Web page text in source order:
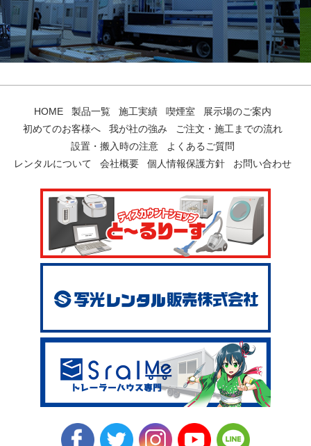
HOME 製品一覧 施工実績 喫煙室
展示場のご案内
初めてのお客様へ
我が社の強み
ご注文・施工までの流れ
設置・搬入時の注意
よくあるご質問
レンタルについて
会社概要 個人情報保護方針 お問い合わせ